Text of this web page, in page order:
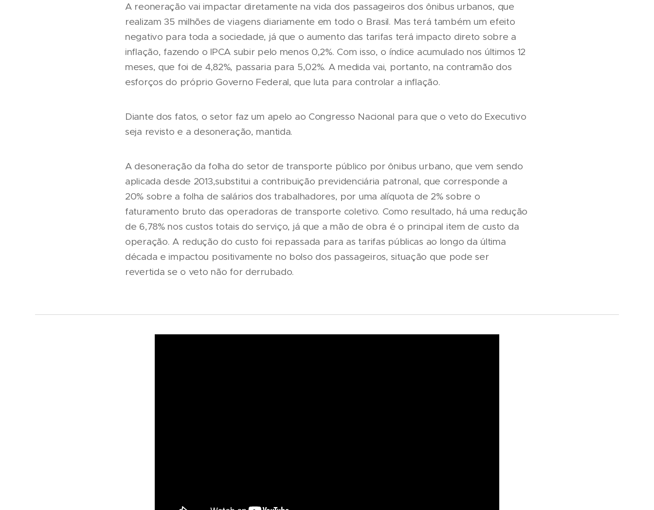
A reoneração vai impactar diretamente na vida dos passageiros dos ônibus urbanos, que
realizam 35 milhões de viagens diariamente em todo o Brasil. Mas terá também um efeito
negativo para toda a sociedade, já que o aumento das tarifas terá impacto direto sobre a
inflação, fazendo o IPCA subir pelo menos 0,2%. Com isso, o índice acumulado nos últimos 12
meses, que foi de 4,82%, passaria para 5,02%. A medida vai, portanto, na contramão dos
esforços do próprio Governo Federal, que luta para controlar a inflação.
Diante dos fatos, o setor faz um apelo ao Congresso Nacional para que o veto do Executivo
seja revisto e a desoneração, mantida.
A desoneração da folha do setor de transporte público por ônibus urbano, que vem sendo
aplicada desde 2013,substitui a contribuição previdenciária patronal, que corresponde a
20% sobre a folha de salários dos trabalhadores, por uma alíquota de 2% sobre o
faturamento bruto das operadoras de transporte coletivo. Como resultado, há uma redução
de 6,78% nos custos totais do serviço, já que a mão de obra é o principal item de custo da
operação. A redução do custo foi repassada para as tarifas públicas ao longo da última
década e impactou positivamente no bolso dos passageiros, situação que pode ser
revertida se o veto não for derrubado.